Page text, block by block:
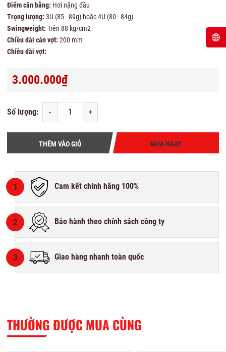
Điểm cân bằng: Hơi nặng đầu
Trọng lượng: 3U (85 - 89g) hoặc 4U (80 - 84g)
Swingweight: Trên 88 kg/cm2
Chiều dài cán vợt: 200 mm
Chiều dài vợt:
3.000.000₫
Số lượng: - +
THÊM VÀO GIỎ MUA NGAY
1 Cam kết chính hãng 100%
2 Bảo hành theo chính sách công ty
3 Giao hàng nhanh toàn quốc
THƯỜNG ĐƯỢC MUA CÙNG